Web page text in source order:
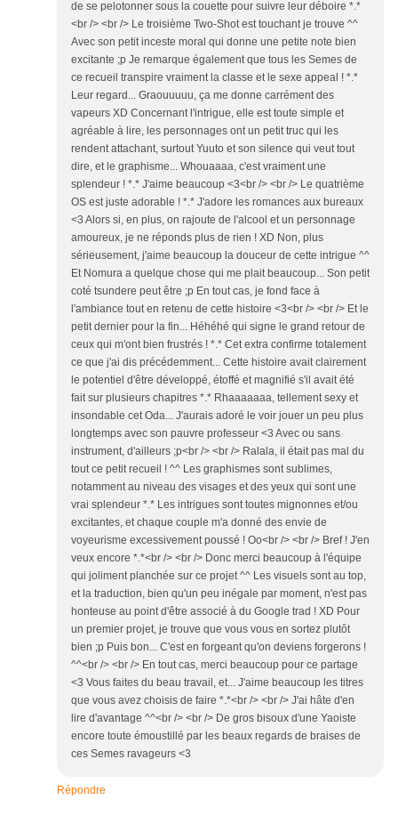
de se pelotonner sous la couette pour suivre leur déboire *.*
<br /> <br /> Le troisième Two-Shot est touchant je trouve ^^
Avec son petit inceste moral qui donne une petite note bien
excitante ;p Je remarque également que tous les Semes de
ce recueil transpire vraiment la classe et le sexe appeal ! *.*
Leur regard... Graouuuuu, ça me donne carrément des
vapeurs XD Concernant l'intrigue, elle est toute simple et
agréable à lire, les personnages ont un petit truc qui les
rendent attachant, surtout Yuuto et son silence qui veut tout
dire, et le graphisme... Whouaaaa, c'est vraiment une
splendeur ! *.* J'aime beaucoup <3<br /> <br /> Le quatrième
OS est juste adorable ! *.* J'adore les romances aux bureaux
<3 Alors si, en plus, on rajoute de l'alcool et un personnage
amoureux, je ne réponds plus de rien ! XD Non, plus
sérieusement, j'aime beaucoup la douceur de cette intrigue ^^
Et Nomura a quelque chose qui me plait beaucoup... Son petit
coté tsundere peut être ;p En tout cas, je fond face à
l'ambiance tout en retenu de cette histoire <3<br /> <br /> Et le
petit dernier pour la fin... Héhéhé qui signe le grand retour de
ceux qui m'ont bien frustrés ! *.* Cet extra confirme totalement
ce que j'ai dis précédemment... Cette histoire avait clairement
le potentiel d'être développé, étoffé et magnifié s'il avait été
fait sur plusieurs chapitres *.* Rhaaaaaaa, tellement sexy et
insondable cet Oda... J'aurais adoré le voir jouer un peu plus
longtemps avec son pauvre professeur <3 Avec ou sans
instrument, d'ailleurs ;p<br /> <br /> Ralala, il était pas mal du
tout ce petit recueil ! ^^ Les graphismes sont sublimes,
notamment au niveau des visages et des yeux qui sont une
vrai splendeur *.* Les intrigues sont toutes mignonnes et/ou
excitantes, et chaque couple m'a donné des envie de
voyeurisme excessivement poussé ! Oo<br /> <br /> Bref ! J'en
veux encore *.*<br /> <br /> Donc merci beaucoup à l'équipe
qui joliment planchée sur ce projet ^^ Les visuels sont au top,
et la traduction, bien qu'un peu inégale par moment, n'est pas
honteuse au point d'être associé à du Google trad ! XD Pour
un premier projet, je trouve que vous vous en sortez plutôt
bien ;p Puis bon... C'est en forgeant qu'on deviens forgerons !
^^<br /> <br /> En tout cas, merci beaucoup pour ce partage
<3 Vous faites du beau travail, et... J'aime beaucoup les titres
que vous avez choisis de faire *.*<br /> <br /> J'ai hâte d'en
lire d'avantage ^^<br /> <br /> De gros bisoux d'une Yaoiste
encore toute émoustillé par les beaux regards de braises de
ces Semes ravageurs <3
Répondre